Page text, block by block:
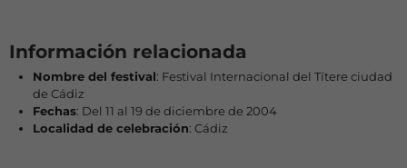
Información relacionada
Nombre del festival: Festival Internacional del Títere ciudad
de Cádiz
Fechas: Del 11 al 19 de diciembre de 2004
Localidad de celebración: Cádiz